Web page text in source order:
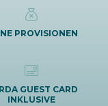
PROVISIONEN
GUEST CARD
INKLUSIVE